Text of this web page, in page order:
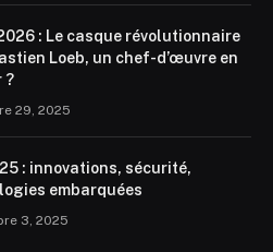
: Le casque révolutionnaire
Loeb, un chef-d’œuvre en
?
29, 2025
: innovations, sécurité,
embarquées
3, 2025